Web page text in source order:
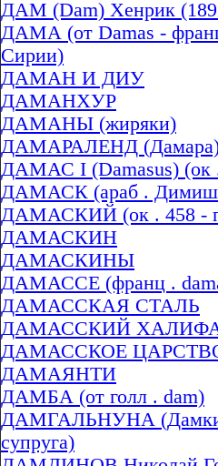
ДАМ (Dam) Хенрик
ДАМА (от Damas -
Сирии)
ДАМАН И ДИУ
ДАМАНХУР
ДАМАНЫ (жиряки)
ДАМАРАЛЕНД (Дамара)
ДАМАС I (Damasus) (ок
ДАМАСК (араб .
ДАМАСКИЙ (ок . 458 -
ДАМАСКИН
ДАМАСКИНЫ
ДАМАССЕ (франц .
ДАМАССКАЯ СТАЛЬ
ДАМАССКИЙ
ДАМАССКОЕ
ДАМАЯНТИ
ДАМБА (от голл . dam)
ДАМГАЛЬНУНА
супруга)